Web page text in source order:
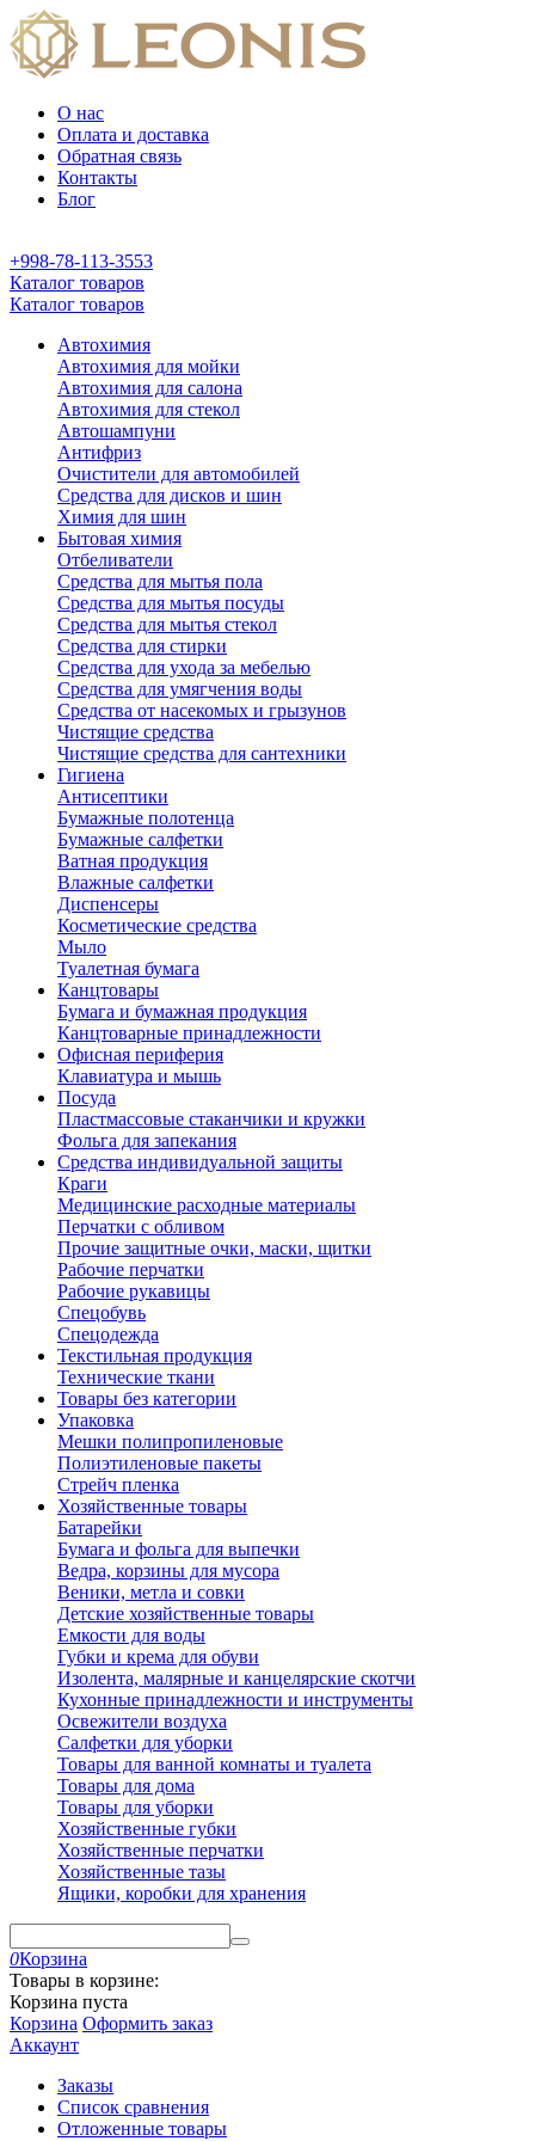
О нас
Оплата и доставка
Обратная связь
Контакты
Блог
+998-78-113-3553
Каталог товаров
Каталог товаров
Автохимия
Автохимия для мойки
Автохимия для салона
Автохимия для стекол
Автошампуни
Антифриз
Очистители для автомобилей
Средства для дисков и шин
Химия для шин
Бытовая химия
Отбеливатели
Средства для мытья пола
Средства для мытья посуды
Средства для мытья стекол
Средства для стирки
Средства для ухода за мебелью
Средства для умягчения воды
Средства от насекомых и грызунов
Чистящие средства
Чистящие средства для сантехники
Гигиена
Антисептики
Бумажные полотенца
Бумажные салфетки
Ватная продукция
Влажные салфетки
Диспенсеры
Косметические средства
Мыло
Туалетная бумага
Канцтовары
Бумага и бумажная продукция
Канцтоварные принадлежности
Офисная периферия
Клавиатура и мышь
Посуда
Пластмассовые стаканчики и кружки
Фольга для запекания
Средства индивидуальной защиты
Краги
Медицинские расходные материалы
Перчатки с обливом
Прочие защитные очки, маски, щитки
Рабочие перчатки
Рабочие рукавицы
Спецобувь
Спецодежда
Текстильная продукция
Технические ткани
Товары без категории
Упаковка
Мешки полипропиленовые
Полиэтиленовые пакеты
Стрейч пленка
Хозяйственные товары
Батарейки
Бумага и фольга для выпечки
Ведра, корзины для мусора
Веники, метла и совки
Детские хозяйственные товары
Емкости для воды
Губки и крема для обуви
Изолента, малярные и канцелярские скотчи
Кухонные принадлежности и инструменты
Освежители воздуха
Салфетки для уборки
Товары для ванной комнаты и туалета
Товары для дома
Товары для уборки
Хозяйственные губки
Хозяйственные перчатки
Хозяйственные тазы
Ящики, коробки для хранения
0Корзина
Товары в корзине:
Корзина пуста
Корзина Оформить заказ
Аккаунт
Заказы
Список сравнения
Отложенные товары